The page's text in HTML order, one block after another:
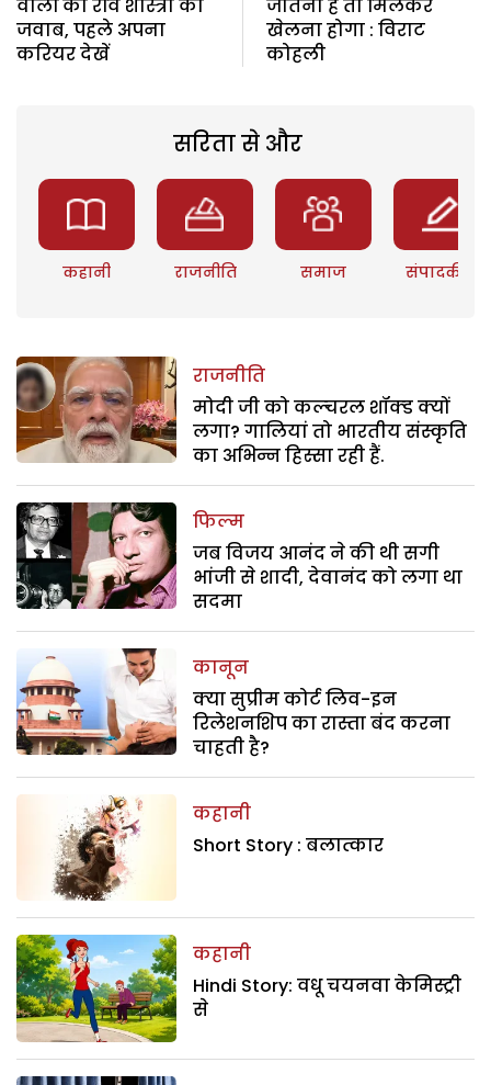
वालों को रवि शास्त्री का
जवाब, पहले अपना
करियर देखें
जीतना है तो मिलकर
खेलना होगा : विराट
कोहली
सरिता से और
कहानी राजनीति समाज संपादकीय
राजनीति
मोदी जी को कल्चरल शॉक्ड क्यों
लगा? गालियां तो भारतीय संस्कृति
का अभिन्न हिस्सा रही हैं.
फिल्म
जब विजय आनंद ने की थी सगी
भांजी से शादी, देवानंद को लगा था
सदमा
कानून
क्या सुप्रीम कोर्ट लिव-इन
रिलेशनशिप का रास्ता बंद करना
चाहती है?
कहानी
Short Story : बलात्कार
कहानी
Hindi Story: वधू चयनवा केमिस्ट्री
से